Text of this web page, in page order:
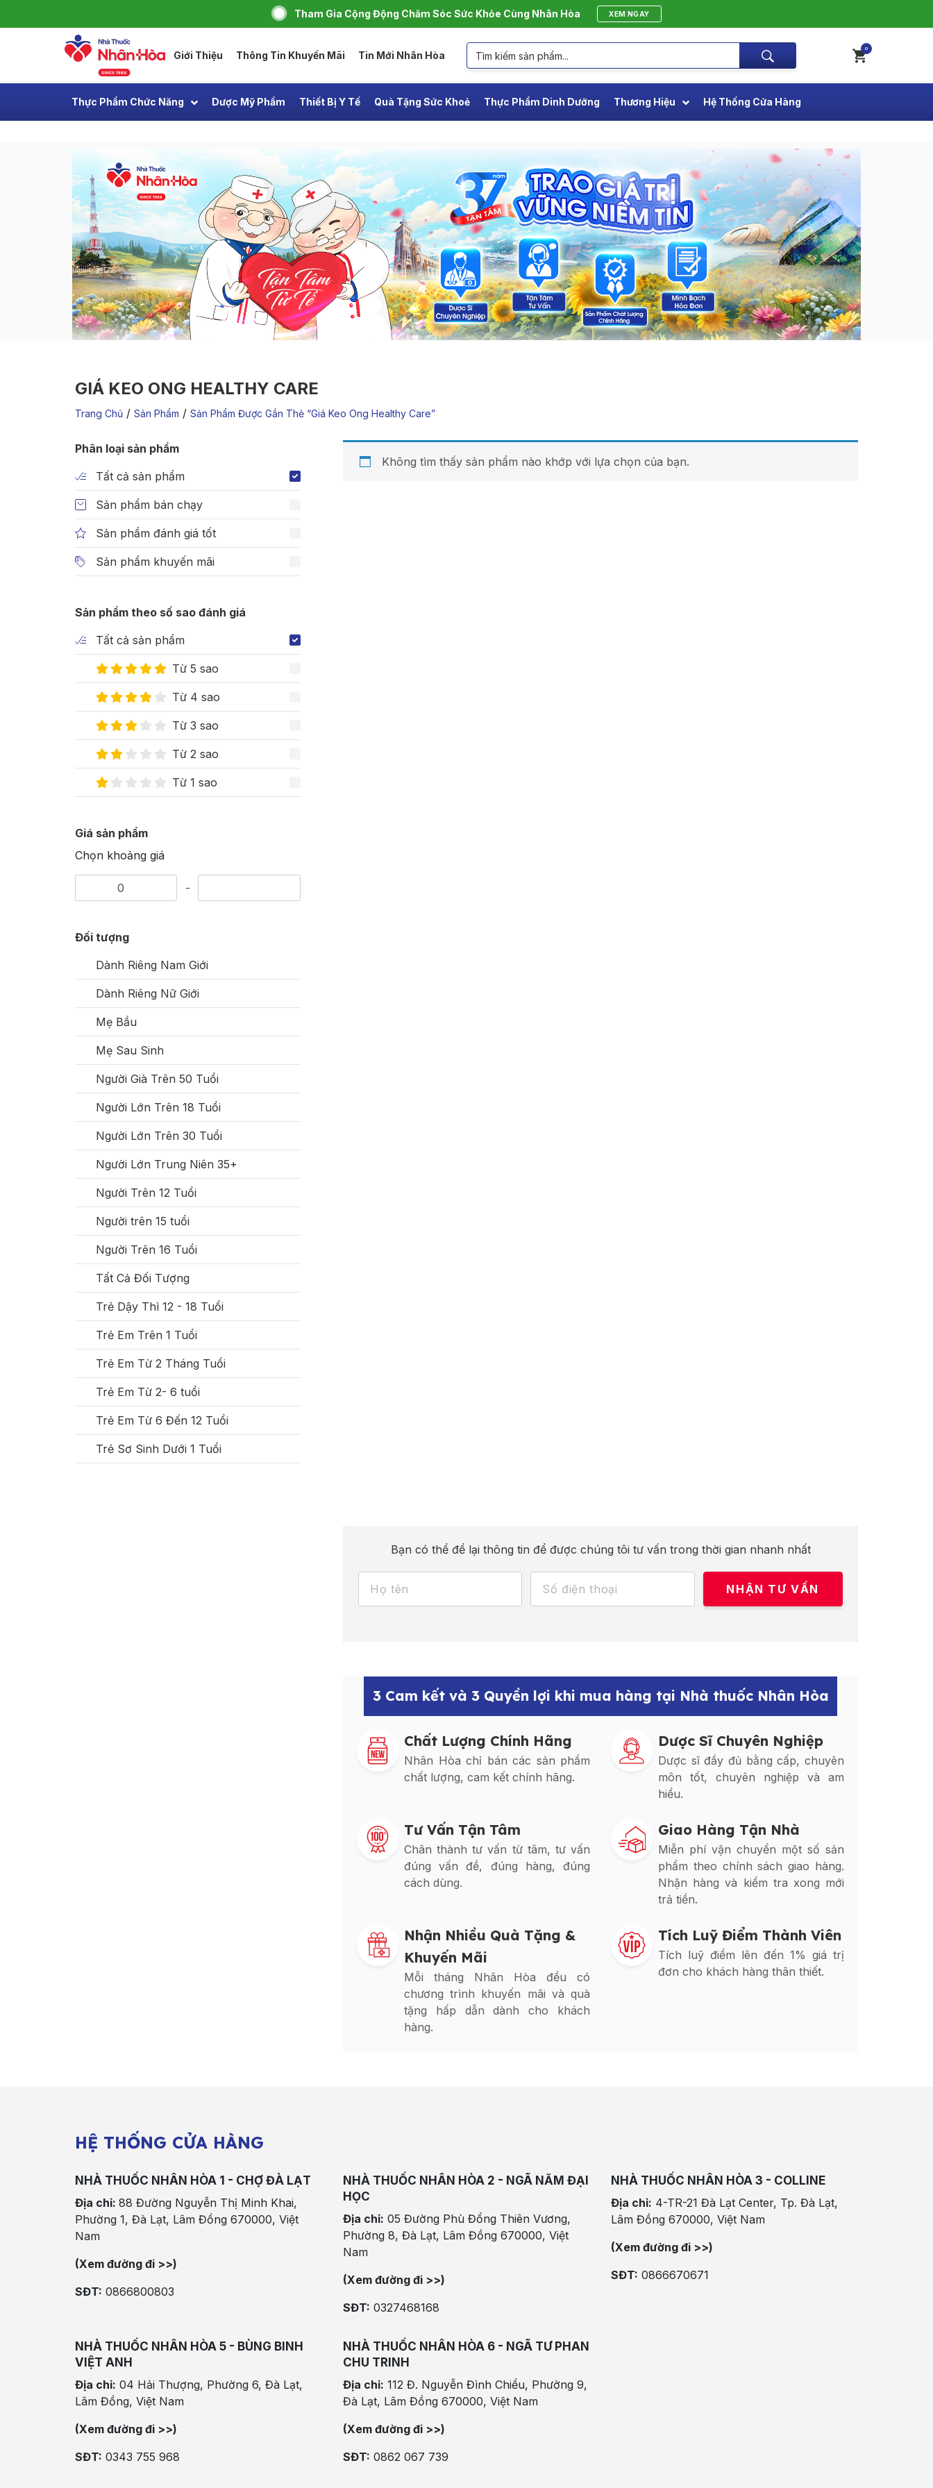
Tham Gia Cộng Động Chăm Sóc Sức Khỏe Cùng Nhân Hòa XEM NGAY
Giới Thiệu Thông Tin Khuyến Mãi Tin Mới Nhân Hòa
0
Thực Phẩm Chức Năng Dược Mỹ Phẩm Thiết Bị Y Tế Quà Tặng Sức Khoẻ Thực Phẩm Dinh Dưỡng Thương Hiệu Hệ Thống Cửa Hàng
GIÁ KEO ONG HEALTHY CARE
Trang Chủ / Sản Phẩm / Sản Phẩm Được Gắn Thẻ “giá Keo Ong Healthy Care”
Phân loại sản phẩm
Tất cả sản phẩm
Sản phẩm bán chạy
Sản phẩm đánh giá tốt
Sản phẩm khuyến mãi
Sản phẩm theo số sao đánh giá
Tất cả sản phẩm
Từ 5 sao
Từ 4 sao
Từ 3 sao
Từ 2 sao
Từ 1 sao
Giá sản phẩm
Chọn khoảng giá
-
Đối tượng
Dành Riêng Nam Giới
Dành Riêng Nữ Giới
Mẹ Bầu
Mẹ Sau Sinh
Người Già Trên 50 Tuổi
Người Lớn Trên 18 Tuổi
Người Lớn Trên 30 Tuổi
Người Lớn Trung Niên 35+
Người Trên 12 Tuổi
Người trên 15 tuổi
Người Trên 16 Tuổi
Tất Cả Đối Tượng
Trẻ Dậy Thì 12 - 18 Tuổi
Trẻ Em Trên 1 Tuổi
Trẻ Em Từ 2 Tháng Tuổi
Trẻ Em Từ 2- 6 tuổi
Trẻ Em Từ 6 Đến 12 Tuổi
Trẻ Sơ Sinh Dưới 1 Tuổi
Không tìm thấy sản phẩm nào khớp với lựa chọn của bạn.
Bạn có thể để lại thông tin để được chúng tôi tư vấn trong thời gian nhanh nhất
3 Cam kết và 3 Quyền lợi khi mua hàng tại Nhà thuốc Nhân Hòa
Chất Lượng Chính Hãng
Nhân Hòa chỉ bán các sản phẩm
chất lượng, cam kết chính hãng.
Dược Sĩ Chuyên Nghiệp
Dược sĩ đầy đủ bằng cấp, chuyên
môn tốt, chuyên nghiệp và am
hiểu.
Tư Vấn Tận Tâm
Chân thành tư vấn từ tâm, tư vấn
đúng vấn đề, đúng hàng, đúng
cách dùng.
Giao Hàng Tận Nhà
Miễn phí vận chuyển một số sản
phẩm theo chính sách giao hàng.
Nhận hàng và kiểm tra xong mới
trả tiền.
Nhận Nhiều Quà Tặng &
Khuyến Mãi
Mỗi tháng Nhân Hòa đều có
chương trình khuyến mãi và quà
tặng hấp dẫn dành cho khách
hàng.
Tích Luỹ Điểm Thành Viên
Tích luỹ điểm lên đến 1% giá trị
đơn cho khách hàng thân thiết.
HỆ THỐNG CỬA HÀNG
NHÀ THUỐC NHÂN HÒA 1 - CHỢ ĐÀ LẠT
Địa chỉ: 88 Đường Nguyễn Thị Minh Khai,
Phường 1, Đà Lạt, Lâm Đồng 670000, Việt
Nam
(Xem đường đi >>)
SĐT: 0866800803
NHÀ THUỐC NHÂN HÒA 2 - NGÃ NĂM ĐẠI
HỌC
Địa chỉ: 05 Đường Phù Đổng Thiên Vương,
Phường 8, Đà Lạt, Lâm Đồng 670000, Việt
Nam
(Xem đường đi >>)
SĐT: 0327468168
NHÀ THUỐC NHÂN HÒA 3 - COLLINE
Địa chỉ: 4-TR-21 Đà Lạt Center, Tp. Đà Lạt,
Lâm Đồng 670000, Việt Nam
(Xem đường đi >>)
SĐT: 0866670671
NHÀ THUỐC NHÂN HÒA 5 - BÙNG BINH
VIỆT ANH
Địa chỉ: 04 Hải Thượng, Phường 6, Đà Lạt,
Lâm Đồng, Việt Nam
(Xem đường đi >>)
SĐT: 0343 755 968
NHÀ THUỐC NHÂN HÒA 6 - NGÃ TƯ PHAN
CHU TRINH
Địa chỉ: 112 Đ. Nguyễn Đình Chiểu, Phường 9,
Đà Lạt, Lâm Đồng 670000, Việt Nam
(Xem đường đi >>)
SĐT: 0862 067 739